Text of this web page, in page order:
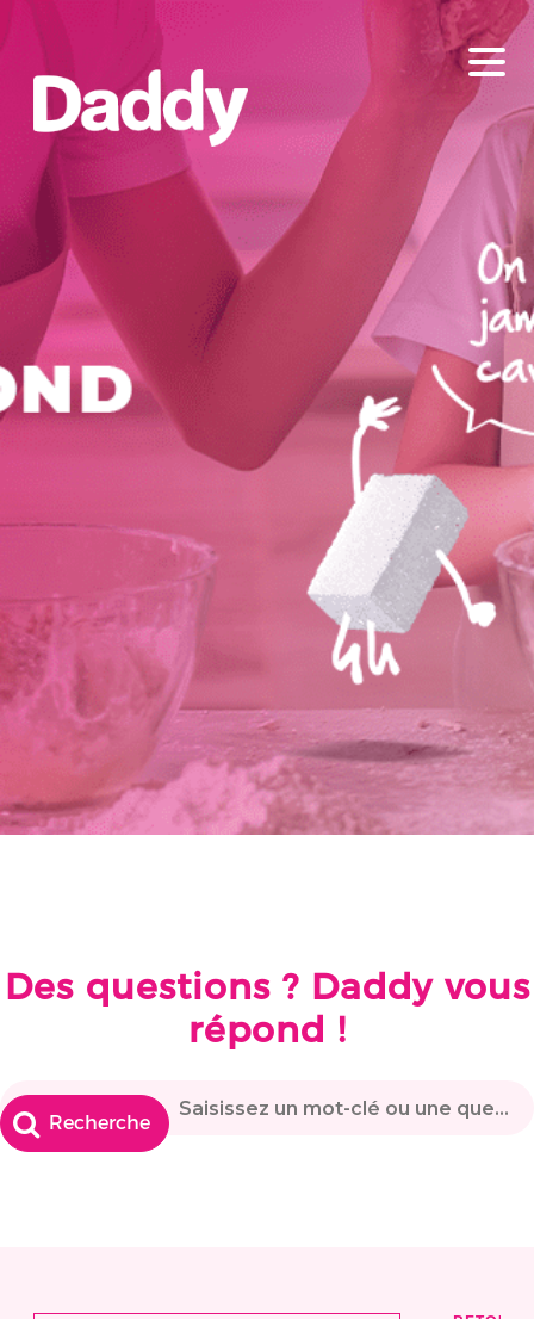
Des questions ? Daddy vous
répond !